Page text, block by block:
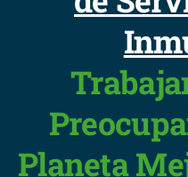
Planeta